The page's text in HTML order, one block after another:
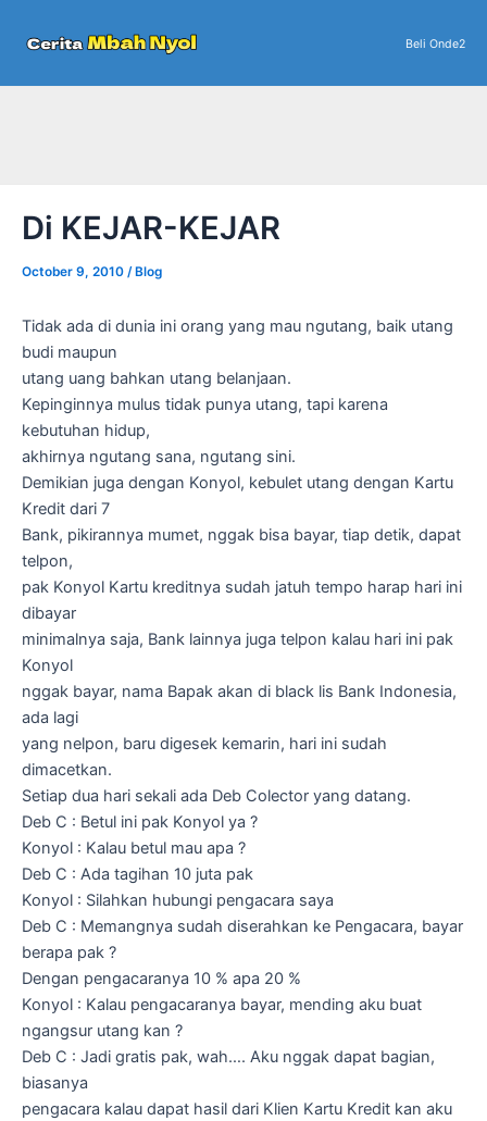
Beli Onde2
Di KEJAR-KEJAR
October 9, 2010 /Blog
Tidak ada di dunia ini orang yang mau ngutang, baik utang
budi maupun
utang uang bahkan utang belanjaan.
Kepinginnya mulus tidak punya utang, tapi karena
kebutuhan hidup,
akhirnya ngutang sana, ngutang sini.
Demikian juga dengan Konyol, kebulet utang dengan Kartu
Kredit dari 7
Bank, pikirannya mumet, nggak bisa bayar, tiap detik, dapat
telpon,
pak Konyol Kartu kreditnya sudah jatuh tempo harap hari ini
dibayar
minimalnya saja, Bank lainnya juga telpon kalau hari ini pak
Konyol
nggak bayar, nama Bapak akan di black lis Bank Indonesia,
ada lagi
yang nelpon, baru digesek kemarin, hari ini sudah
dimacetkan.
Setiap dua hari sekali ada Deb Colector yang datang.
Deb C : Betul ini pak Konyol ya ?
Konyol : Kalau betul mau apa ?
Deb C : Ada tagihan 10 juta pak
Konyol : Silahkan hubungi pengacara saya
Deb C : Memangnya sudah diserahkan ke Pengacara, bayar
berapa pak ?
Dengan pengacaranya 10 % apa 20 %
Konyol : Kalau pengacaranya bayar, mending aku buat
ngangsur utang kan ?
Deb C : Jadi gratis pak, wah…. Aku nggak dapat bagian,
biasanya
pengacara kalau dapat hasil dari Klien Kartu Kredit kan aku